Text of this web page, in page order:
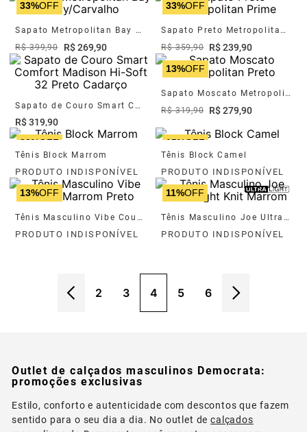
33%OFF
Sapato Metropolitan Bay Navy/Carvalho
R$ 399,90 R$ 269,90
33%OFF
Sapato Preto Metropolitan Prime
R$ 359,90 R$ 239,90
Sapato de Couro Smart Comfort Madison Hi-Soft 32 Preto Cadarço
R$ 319,90
13%OFF
Sapato Moscato Metropolitan Preto
R$ 319,90 R$ 279,90
33%OFF
Tênis Block Marrom
15%OFF
Tênis Block Camel
13%OFF
Tênis Masculino Vibe Couro Marrom Preto
11%OFF
Tênis Masculino Joe Ultra Light Knit Marrom
2 3 4 5 6
Outlet de calçados masculinos Democrata:
promoções exclusivas
Estilo, conforto e autenticidade com descontos que fazem
sentido para o seu dia a dia. No outlet decalçados